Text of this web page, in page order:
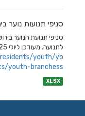
סניפי תנועות נוער
סניפי תנועת הנוער
לתנועה. מעודכן ליולי 2025.
youth/yo
youth-branchess/
XLSX